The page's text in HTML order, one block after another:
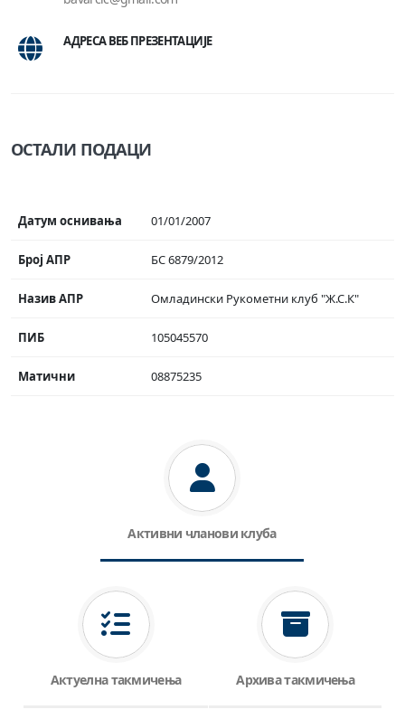
АДРЕСА ВЕБ ПРЕЗЕНТАЦИЈЕ
ОСТАЛИ ПОДАЦИ
Датум оснивања 01/01/2007
Број АПР БС 6879/2012
Назив АПР Омладински Рукометни клуб "Ж.С.К"
ПИБ 105045570
Матични 08875235
Активни чланови клуба
Актуелна такмичења Архива такмичења